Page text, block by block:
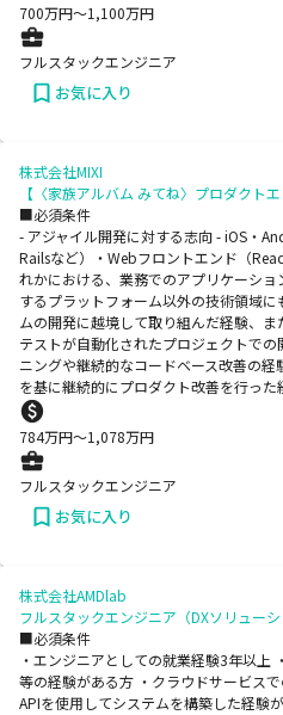
700万円〜1,100万円
フルスタックエンジニア
お気に入り
株式会社MIXI
【〈家族アルバム みてね〉プロダクトエ
■必須条件
- アジャイル開発に対する志向 - iOS・
Railsなど）・Webフロントエンド（
れかにおける、業務でのアプリケーシ
するプラットフォーム以外の技術領域
ムの開発に越境して取り組んだ経験、
テストが自動化されたプロジェクトで
ニングや継続的なコードベース改善の
を基に継続的にプロダクト改善を行った
784万円〜1,078万円
フルスタックエンジニア
お気に入り
株式会社AMDlab
フルスタックエンジニア（DXソリューシ
■必須条件
・エンジニアとしての就業経験3年以上
等の経験がある方 ・クラウドサービス
APIを使用してシステムを構築した経験